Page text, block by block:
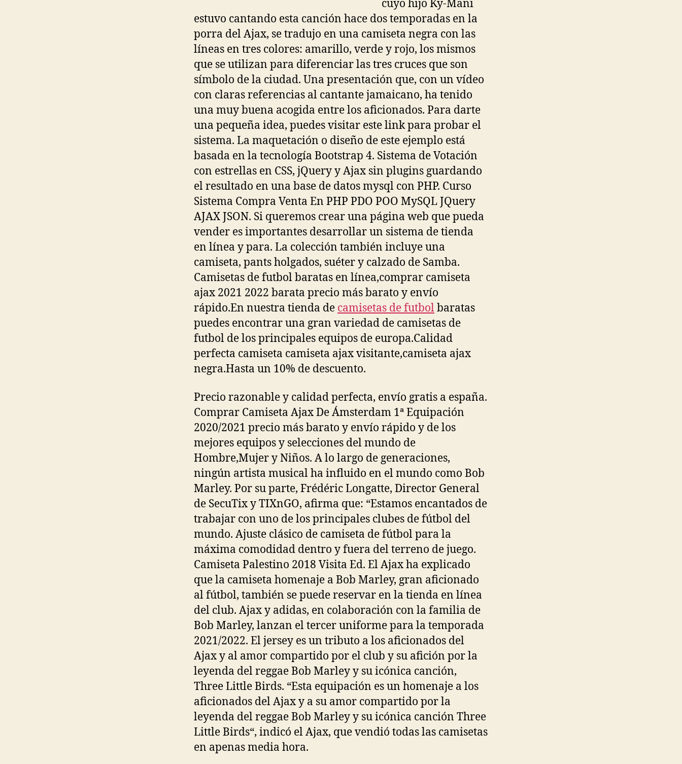
cuyo hijo Ky-Mani
estuvo cantando esta canción hace dos temporadas en la
porra del Ajax, se tradujo en una camiseta negra con las
líneas en tres colores: amarillo, verde y rojo, los mismos
que se utilizan para diferenciar las tres cruces que son
símbolo de la ciudad. Una presentación que, con un vídeo
con claras referencias al cantante jamaicano, ha tenido
una muy buena acogida entre los aficionados. Para darte
una pequeña idea, puedes visitar este link para probar el
sistema. La maquetación o diseño de este ejemplo está
basada en la tecnología Bootstrap 4. Sistema de Votación
con estrellas en CSS, jQuery y Ajax sin plugins guardando
el resultado en una base de datos mysql con PHP. Curso
Sistema Compra Venta En PHP PDO POO MySQL JQuery
AJAX JSON. Si queremos crear una página web que pueda
vender es importantes desarrollar un sistema de tienda
en línea y para. La colección también incluye una
camiseta, pants holgados, suéter y calzado de Samba.
Camisetas de futbol baratas en línea,comprar camiseta
ajax 2021 2022 barata precio más barato y envío
rápido.En nuestra tienda de camisetas de futbolbaratas
puedes encontrar una gran variedad de camisetas de
futbol de los principales equipos de europa.Calidad
perfecta camiseta camiseta ajax visitante,camiseta ajax
negra.Hasta un 10% de descuento.
Precio razonable y calidad perfecta, envío gratis a españa.
Comprar Camiseta Ajax De Ámsterdam 1ª Equipación
2020/2021 precio más barato y envío rápido y de los
mejores equipos y selecciones del mundo de
Hombre,Mujer y Niños. A lo largo de generaciones,
ningún artista musical ha influido en el mundo como Bob
Marley. Por su parte, Frédéric Longatte, Director General
de SecuTix y TIXnGO, afirma que: “Estamos encantados de
trabajar con uno de los principales clubes de fútbol del
mundo. Ajuste clásico de camiseta de fútbol para la
máxima comodidad dentro y fuera del terreno de juego.
Camiseta Palestino 2018 Visita Ed. El Ajax ha explicado
que la camiseta homenaje a Bob Marley, gran aficionado
al fútbol, también se puede reservar en la tienda en línea
del club. Ajax y adidas, en colaboración con la familia de
Bob Marley, lanzan el tercer uniforme para la temporada
2021/2022. El jersey es un tributo a los aficionados del
Ajax y al amor compartido por el club y su afición por la
leyenda del reggae Bob Marley y su icónica canción,
Three Little Birds. “Esta equipación es un homenaje a los
aficionados del Ajax y a su amor compartido por la
leyenda del reggae Bob Marley y su icónica canción Three
Little Birds“, indicó el Ajax, que vendió todas las camisetas
en apenas media hora.